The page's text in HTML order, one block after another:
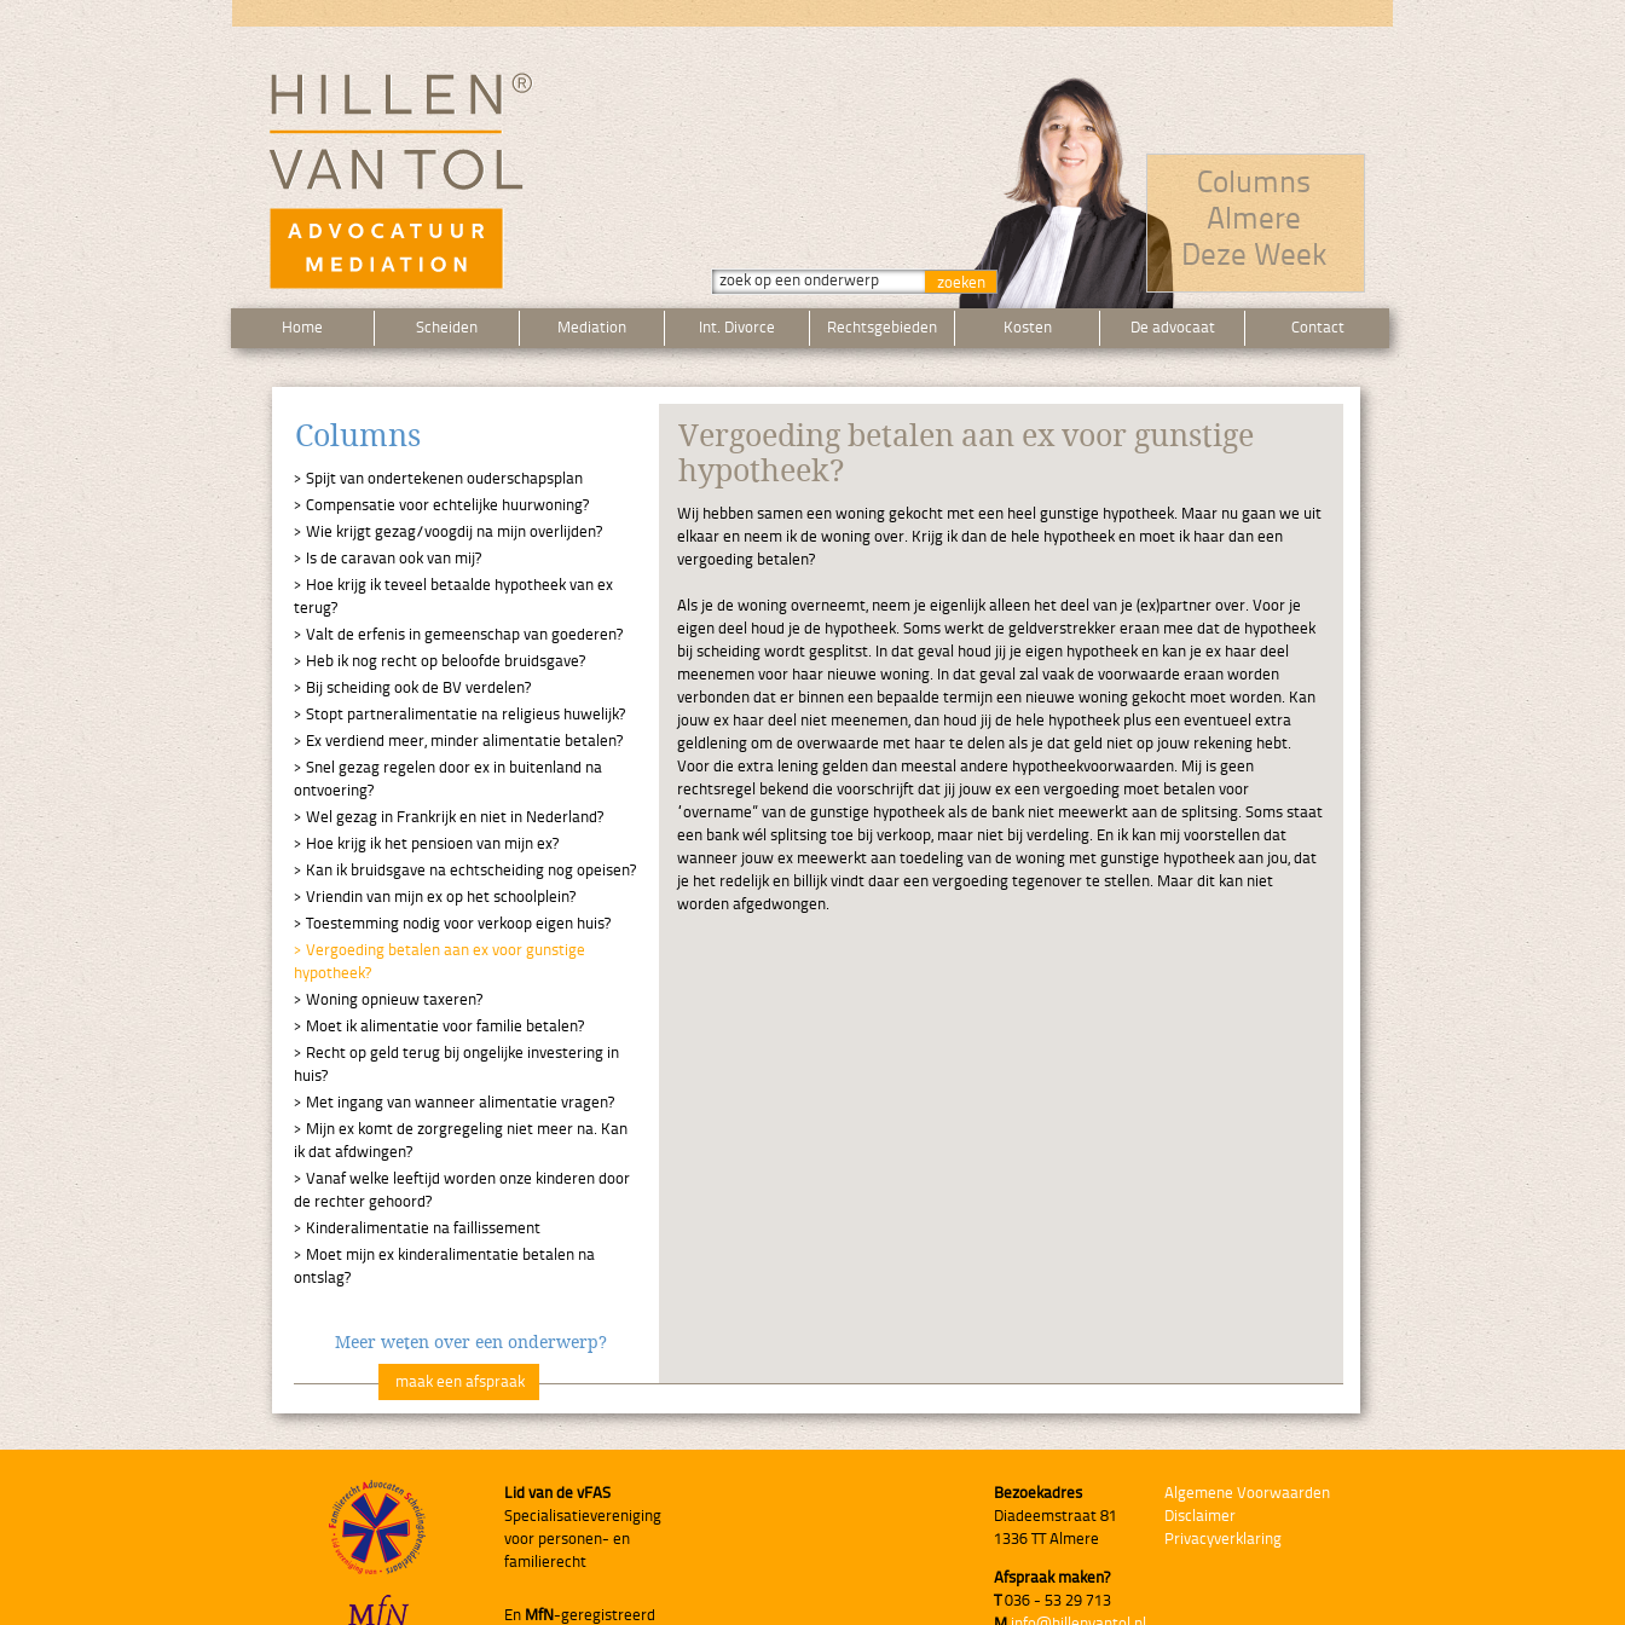
Columns
Almere
Deze Week
Home Scheiden Mediation Int. Divorce Rechtsgebieden Kosten De advocaat Contact
Columns
Spijt van ondertekenen ouderschapsplan
Compensatie voor echtelijke huurwoning?
Wie krijgt gezag/voogdij na mijn overlijden?
Is de caravan ook van mij?
Hoe krijg ik teveel betaalde hypotheek van ex
terug?
Valt de erfenis in gemeenschap van goederen?
Heb ik nog recht op beloofde bruidsgave?
Bij scheiding ook de BV verdelen?
Stopt partneralimentatie na religieus huwelijk?
Ex verdiend meer, minder alimentatie betalen?
Snel gezag regelen door ex in buitenland na
ontvoering?
Wel gezag in Frankrijk en niet in Nederland?
Hoe krijg ik het pensioen van mijn ex?
Kan ik bruidsgave na echtscheiding nog opeisen?
Vriendin van mijn ex op het schoolplein?
Toestemming nodig voor verkoop eigen huis?
Vergoeding betalen aan ex voor gunstige
hypotheek?
Woning opnieuw taxeren?
Moet ik alimentatie voor familie betalen?
Recht op geld terug bij ongelijke investering in
huis?
Met ingang van wanneer alimentatie vragen?
Mijn ex komt de zorgregeling niet meer na. Kan
ik dat afdwingen?
Vanaf welke leeftijd worden onze kinderen door
de rechter gehoord?
Kinderalimentatie na faillissement
Moet mijn ex kinderalimentatie betalen na
ontslag?
Vergoeding betalen aan ex voor gunstige
hypotheek?
Wij hebben samen een woning gekocht met een heel gunstige hypotheek. Maar nu gaan we uit
elkaar en neem ik de woning over. Krijg ik dan de hele hypotheek en moet ik haar dan een
vergoeding betalen?
Als je de woning overneemt, neem je eigenlijk alleen het deel van je (ex)partner over. Voor je
eigen deel houd je de hypotheek. Soms werkt de geldverstrekker eraan mee dat de hypotheek
bij scheiding wordt gesplitst. In dat geval houd jij je eigen hypotheek en kan je ex haar deel
meenemen voor haar nieuwe woning. In dat geval zal vaak de voorwaarde eraan worden
verbonden dat er binnen een bepaalde termijn een nieuwe woning gekocht moet worden. Kan
jouw ex haar deel niet meenemen, dan houd jij de hele hypotheek plus een eventueel extra
geldlening om de overwaarde met haar te delen als je dat geld niet op jouw rekening hebt.
Voor die extra lening gelden dan meestal andere hypotheekvoorwaarden. Mij is geen
rechtsregel bekend die voorschrijft dat jij jouw ex een vergoeding moet betalen voor
“overname” van de gunstige hypotheek als de bank niet meewerkt aan de splitsing. Soms staat
een bank wél splitsing toe bij verkoop, maar niet bij verdeling. En ik kan mij voorstellen dat
wanneer jouw ex meewerkt aan toedeling van de woning met gunstige hypotheek aan jou, dat
je het redelijk en billijk vindt daar een vergoeding tegenover te stellen. Maar dit kan niet
worden afgedwongen.
Meer weten over een onderwerp?
maak een afspraak
Lid van de vFAS
Specialisatievereniging
voor personen- en
familierecht
En MfN-geregistreerd
Bezoekadres
Diadeemstraat 81
1336 TT Almere
Afspraak maken?
T036 - 53 29 713
Algemene Voorwaarden
Disclaimer
Privacyverklaring